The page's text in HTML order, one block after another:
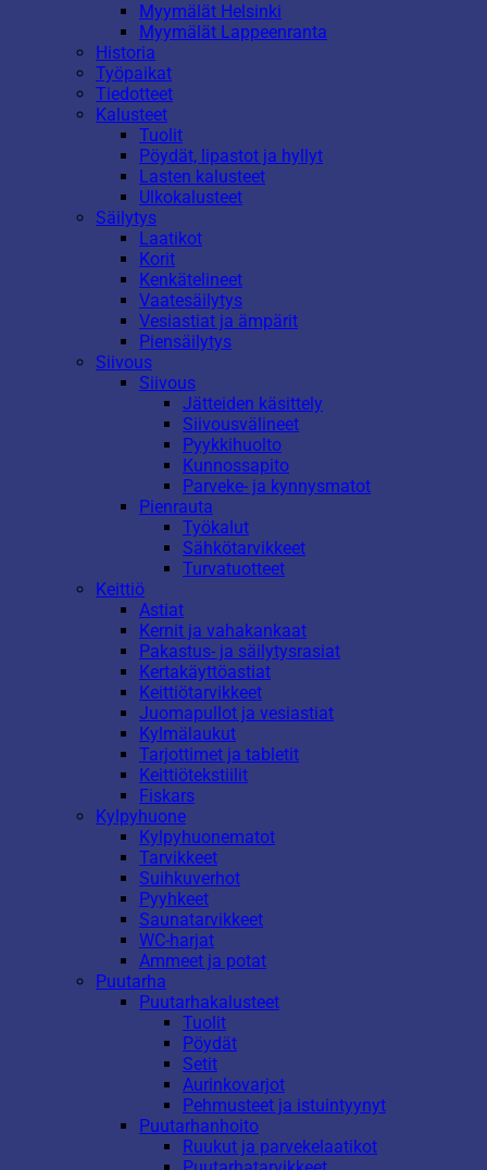
Myymälät Helsinki
Myymälät Lappeenranta
Historia
Työpaikat
Tiedotteet
Kalusteet
Tuolit
Pöydät, lipastot ja hyllyt
Lasten kalusteet
Ulkokalusteet
Säilytys
Laatikot
Korit
Kenkätelineet
Vaatesäilytys
Vesiastiat ja ämpärit
Piensäilytys
Siivous
Siivous
Jätteiden käsittely
Siivousvälineet
Pyykkihuolto
Kunnossapito
Parveke- ja kynnysmatot
Pienrauta
Työkalut
Sähkötarvikkeet
Turvatuotteet
Keittiö
Astiat
Kernit ja vahakankaat
Pakastus- ja säilytysrasiat
Kertakäyttöastiat
Keittiötarvikkeet
Juomapullot ja vesiastiat
Kylmälaukut
Tarjottimet ja tabletit
Keittiötekstiilit
Fiskars
Kylpyhuone
Kylpyhuonematot
Tarvikkeet
Suihkuverhot
Pyyhkeet
Saunatarvikkeet
WC-harjat
Ammeet ja potat
Puutarha
Puutarhakalusteet
Tuolit
Pöydät
Setit
Aurinkovarjot
Pehmusteet ja istuintyynyt
Puutarhanhoito
Ruukut ja parvekelaatikot